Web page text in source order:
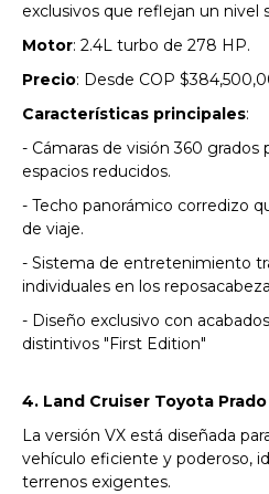
exclusivos que reflejan un nivel
Motor: 2.4L turbo de 278 HP.
Precio: Desde COP
Características principales:
- Cámaras de visión 360 grados
espacios reducidos.
- Techo panorámico corredizo
de viaje.
- Sistema de entretenimiento
individuales en los
- Diseño exclusivo con
distintivos "First Edition"
4. Land Cruiser Toyota Prado
La versión VX está diseñada
vehículo eficiente y poderoso,
terrenos exigentes.